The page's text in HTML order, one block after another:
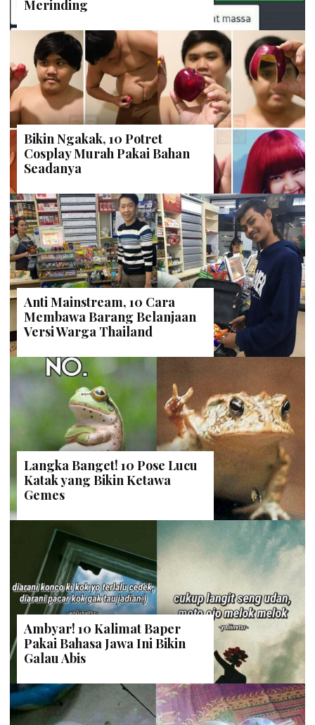
Merinding
Bikin Ngakak, 10 Potret
Cosplay Murah Pakai Bahan
Seadanya
Anti Mainstream, 10 Cara
Membawa Barang Belanjaan
Versi Warga Thailand
Langka Banget! 10 Pose Lucu
Katak yang Bikin Ketawa
Gemes
Ambyar! 10 Kalimat Baper
Pakai Bahasa Jawa Ini Bikin
Galau Abis